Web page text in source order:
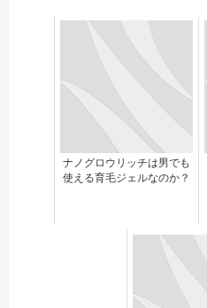
ナノグロウリッチは男でも
使える育毛ジェルなのか？